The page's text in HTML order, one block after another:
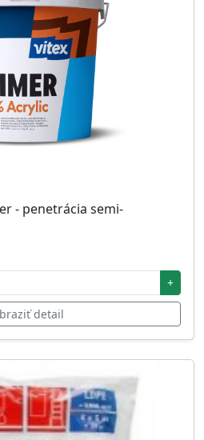
- penetrácia semi-
+
detail